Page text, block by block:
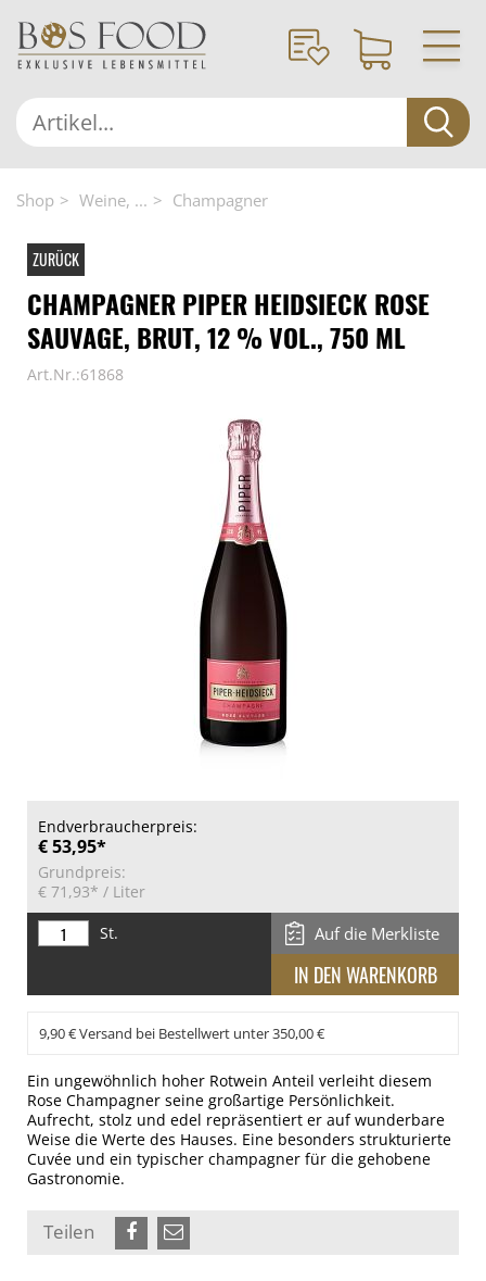
Shop Weine, ... Champagner
ZURÜCK
CHAMPAGNER PIPER HEIDSIECK ROSE
SAUVAGE, BRUT, 12 % VOL., 750 ML
Art.Nr.:61868
Endverbraucherpreis:
€ 53,95*
Grundpreis:
€ 71,93* / Liter
St.
Auf die Merkliste
9,90 € Versand bei Bestellwert unter 350,00 €
Ein ungewöhnlich hoher Rotwein Anteil verleiht diesem
Rose Champagner seine großartige Persönlichkeit.
Aufrecht, stolz und edel repräsentiert er auf wunderbare
Weise die Werte des Hauses. Eine besonders strukturierte
Cuvée und ein typischer champagner für die gehobene
Gastronomie.
Teilen